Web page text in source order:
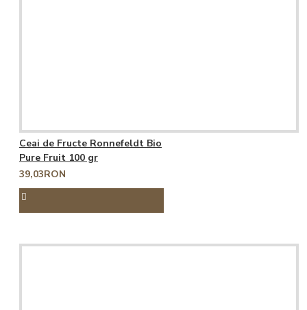
Ceai de Fructe Ronnefeldt Bio
Pure Fruit 100 gr
39,03RON